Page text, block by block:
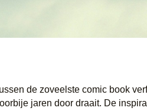
de zoveelste comic book
jaren door draait. De